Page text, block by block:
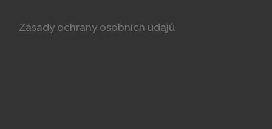
Zásady ochrany osobních údajů